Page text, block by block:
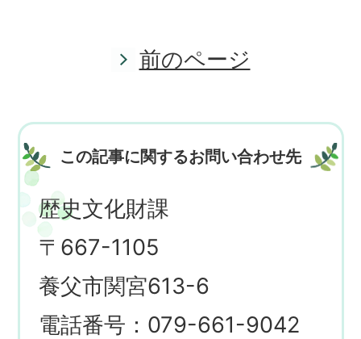
前のページ
この記事に関するお問い合わせ先
歴史文化財課
〒667-1105
養父市関宮613-6
電話番号：079-661-9042